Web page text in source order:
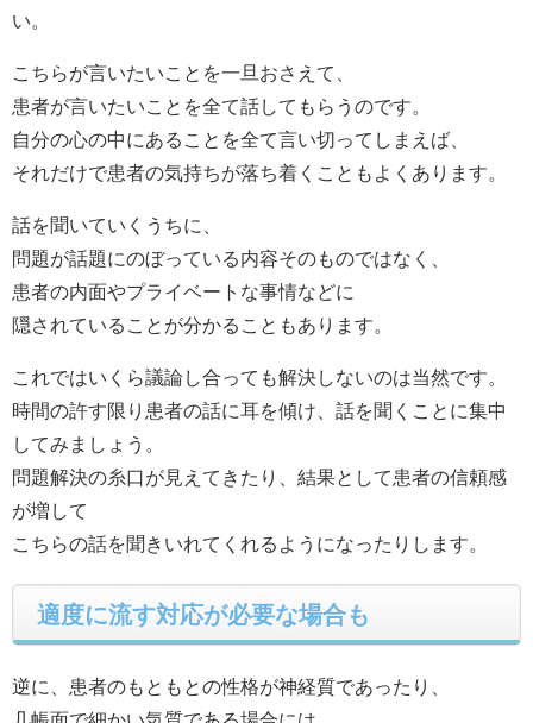
い。
こちらが言いたいことを一旦おさえて、
患者が言いたいことを全て話してもらうのです。
自分の心の中にあることを全て言い切ってしまえば、
それだけで患者の気持ちが落ち着くこともよくあります。
話を聞いていくうちに、
問題が話題にのぼっている内容そのものではなく、
患者の内面やプライベートな事情などに
隠されていることが分かることもあります。
これではいくら議論し合っても解決しないのは当然です。
時間の許す限り患者の話に耳を傾け、話を聞くことに集中
してみましょう。
問題解決の糸口が見えてきたり、結果として患者の信頼感
が増して
こちらの話を聞きいれてくれるようになったりします。
適度に流す対応が必要な場合も
逆に、患者のもともとの性格が神経質であったり、